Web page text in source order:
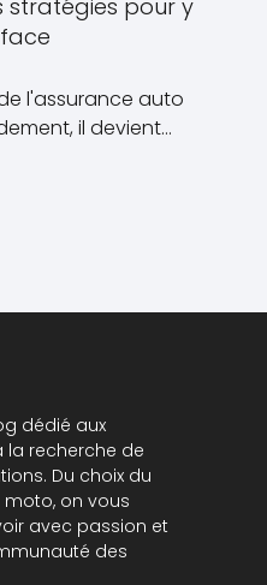
stratégies pour y
l'assurance auto
il devient…
dédié aux
la recherche de
Du choix du
on vous
avec passion et
des